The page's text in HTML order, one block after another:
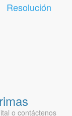
Resolución
o contáctenos